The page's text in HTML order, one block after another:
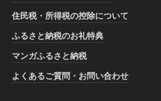
住民税・所得税の控除について
ふるさと納税のお礼特典
マンガふるさと納税
よくあるご質問・お問い合わせ